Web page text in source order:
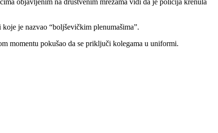
je nazvao “boljševičkim plenumašima”.
momentu pokušao da se priključi kolegama u uniformi.